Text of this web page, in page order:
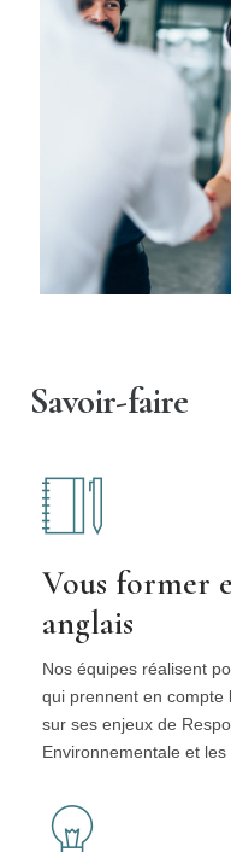
Savoir-faire
Vous former
anglais
Nos équipes réalisent
qui prennent en compte
sur ses enjeux de
Environnementale et